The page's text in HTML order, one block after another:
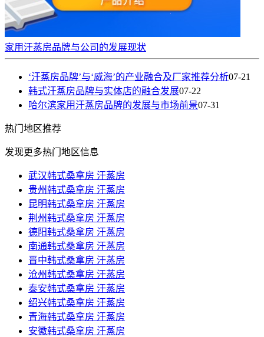
家用汗蒸房品牌与公司的发展现状
‘汗蒸房品牌’与‘威海’的产业融合及厂家推荐分析07-21
韩式汗蒸房品牌与实体店的融合发展07-22
哈尔滨家用汗蒸房品牌的发展与市场前景07-31
热门 地区推荐
发现更多热门地区信息
武汉韩式桑拿房 汗蒸房
贵州韩式桑拿房 汗蒸房
昆明韩式桑拿房 汗蒸房
荆州韩式桑拿房 汗蒸房
德阳韩式桑拿房 汗蒸房
南通韩式桑拿房 汗蒸房
晋中韩式桑拿房 汗蒸房
沧州韩式桑拿房 汗蒸房
泰安韩式桑拿房 汗蒸房
绍兴韩式桑拿房 汗蒸房
青海韩式桑拿房 汗蒸房
安徽韩式桑拿房 汗蒸房